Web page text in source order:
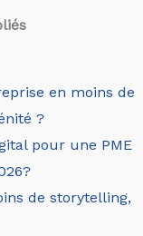
en moins de
?
pour une PME
de storytelling,